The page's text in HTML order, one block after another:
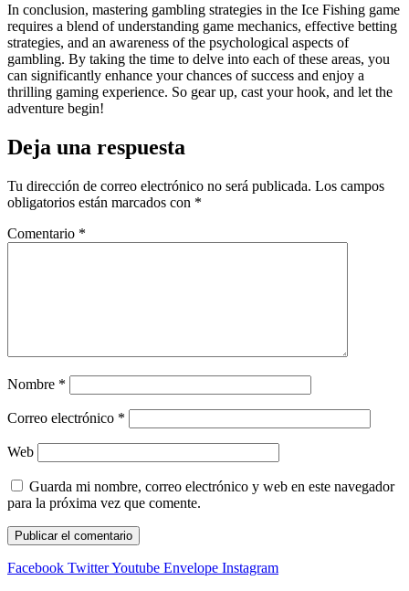
In conclusion, mastering gambling strategies in the Ice Fishing game
requires a blend of understanding game mechanics, effective betting
strategies, and an awareness of the psychological aspects of
gambling. By taking the time to delve into each of these areas, you
can significantly enhance your chances of success and enjoy a
thrilling gaming experience. So gear up, cast your hook, and let the
adventure begin!
Deja una respuesta
Tu dirección de correo electrónico no será publicada. Los campos
obligatorios están marcados con *
Comentario *
Nombre *
Correo electrónico *
Web
Guarda mi nombre, correo electrónico y web en este navegador
para la próxima vez que comente.
Facebook TwitterYoutube Envelope Instagram